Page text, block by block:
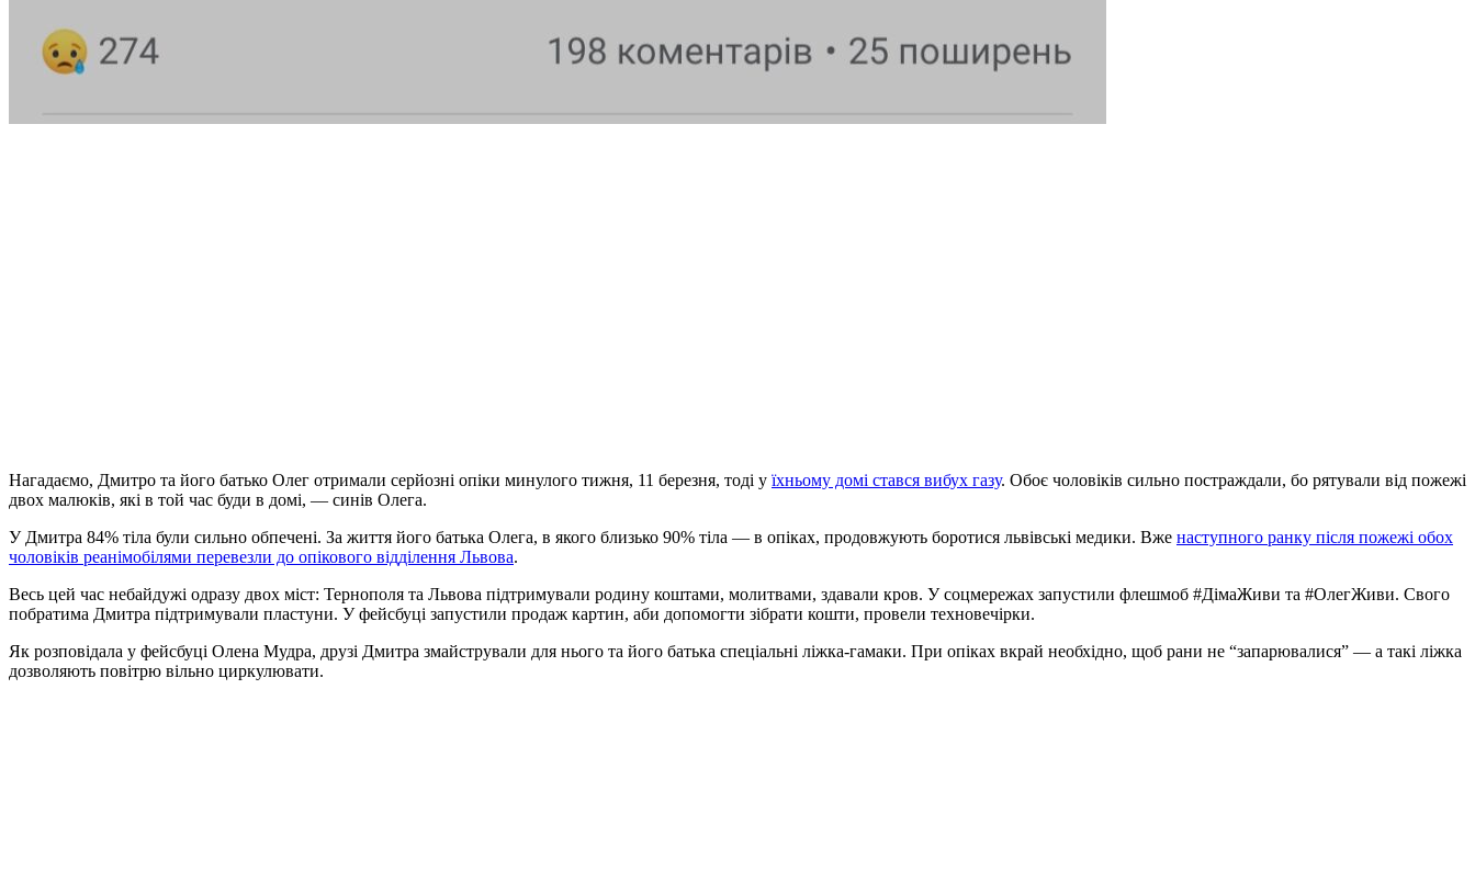
Нагадаємо, Дмитро та його батько Олег отримали серйозні опіки минулого тижня, 11 березня, тоді у їхньому домі стався вибух газу. Обоє чоловіків сильно постраждали, бо рятували від пожежі
двох малюків, які в той час буди в домі, — синів Олега.
У Дмитра 84% тіла були сильно обпечені. За життя його батька Олега, в якого близько 90% тіла — в опіках, продовжують боротися львівські медики. Вже наступного ранку після пожежі обох
чоловіків реанімобілями перевезли до опікового відділення Львова.
Весь цей час небайдужі одразу двох міст: Тернополя та Львова підтримували родину коштами, молитвами, здавали кров. У соцмережах запустили флешмоб #ДімаЖиви та #ОлегЖиви. Свого
побратима Дмитра підтримували пластуни. У фейсбуці запустили продаж картин, аби допомогти зібрати кошти, провели техновечірки.
Як розповідала у фейсбуці Олена Мудра, друзі Дмитра змайстрували для нього та його батька спеціальні ліжка-гамаки. При опіках вкрай необхідно, щоб рани не “запарювалися” — а такі ліжка
дозволяють повітрю вільно циркулювати.